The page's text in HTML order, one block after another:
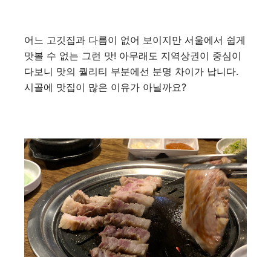
어느 고깃집과 다름이 없어 보이지만 서울에서 쉽게
맛볼 수 없는 그런 맛! 아무래도 지역상권이 중심이
다보니 맛의 퀄리티 부분에선 분명 차이가 납니다.
시골에 맛집이 많은 이유가 아닐까요?